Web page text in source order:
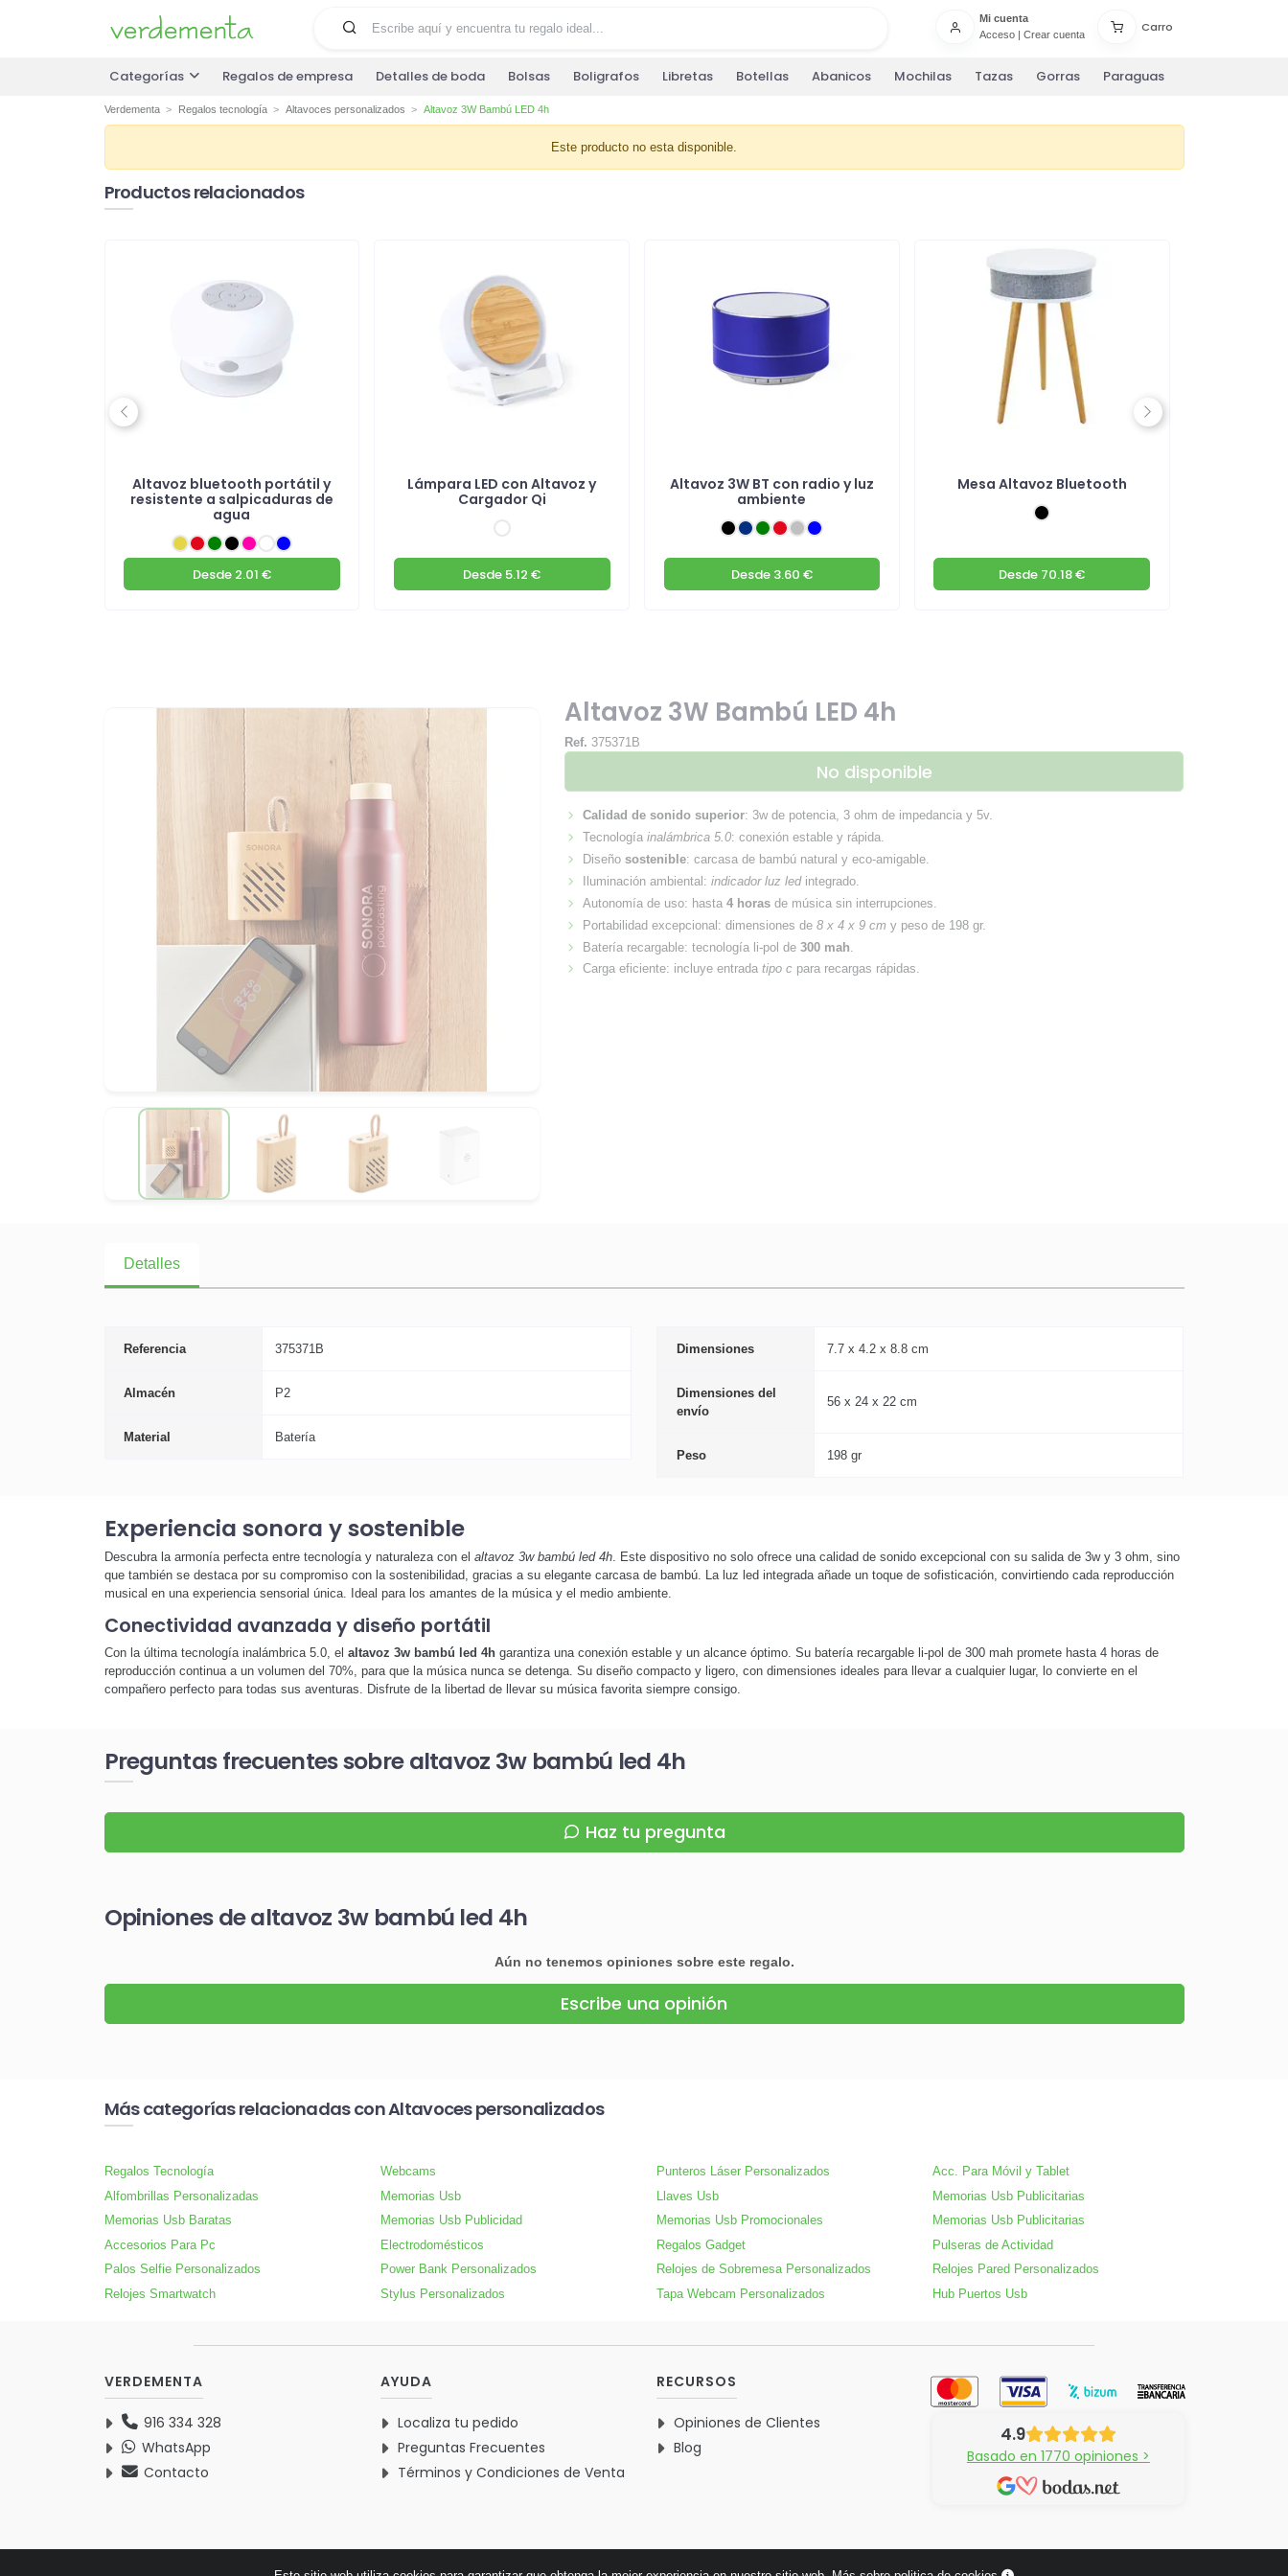
Mi cuenta
Acceso| Crear cuenta
Carro
Categorías Regalos de empresa Detalles de boda Bolsas Boligrafos Libretas Botellas Abanicos Mochilas Tazas Gorras Paraguas
Verdementa Regalos tecnología Altavoces personalizados Altavoz 3W Bambú LED 4h
Este producto no esta disponible.
Productos relacionados
Altavoz bluetooth portátil y
resistente a salpicaduras de
agua
Desde2.01 €
Lámpara LED con Altavoz y
Cargador Qi
Desde 5.12 €
Altavoz 3W BT con radio y luz
ambiente
Desde3.60 €
Mesa Altavoz Bluetooth
Desde 70.18 €
Previous Next
Altavoz 3W Bambú LED 4h
Ref. 375371B
No disponible
Calidad de sonido superior: 3w de potencia, 3 ohm de impedancia y 5v.
Tecnologíainalámbrica 5.0: conexión estable y rápida.
Diseñosostenible: carcasa de bambú natural y eco-amigable.
Iluminación ambiental:indicador luz ledintegrado.
Autonomía de uso: hasta4 horas de música sin interrupciones.
Portabilidad excepcional: dimensiones de8 x 4 x 9 cm y peso de 198 gr.
Batería recargable: tecnología li-pol de300 mah
Carga eficiente: incluye entradatipo c para recargas rápidas.
Detalles
Referencia 375371B
Almacén P2
Material Batería
Dimensiones 7.7 x 4.2 x 8.8 cm
Dimensiones del
envío
56 x 24 x 22 cm
Peso 198 gr
Experiencia sonora y sostenible
Descubra la armonía perfecta entre tecnología y naturaleza con el altavoz 3w bambú led 4h. Este dispositivo no solo ofrece una calidad de sonido excepcional con su salida de 3w y 3 ohm, sino
que también se destaca por su compromiso con la sostenibilidad, gracias a su elegante carcasa de bambú. La luz led integrada añade un toque de sofisticación, convirtiendo cada reproducción
musical en una experiencia sensorial única. Ideal para los amantes de la música y el medio ambiente.
Conectividad avanzada y diseño portátil
Con la última tecnología inalámbrica 5.0, el altavoz 3w bambú led 4hgarantiza una conexión estable y un alcance óptimo. Su batería recargable li-pol de 300 mah promete hasta 4 horas de
reproducción continua a un volumen del 70%, para que la música nunca se detenga. Su diseño compacto y ligero, con dimensiones ideales para llevar a cualquier lugar, lo convierte en el
compañero perfecto para todas sus aventuras. Disfrute de la libertad de llevar su música favorita siempre consigo.
Preguntas frecuentes sobre altavoz 3w bambú led 4h
Haz tu pregunta
Opiniones de altavoz 3w bambú led 4h
Aún no tenemos opiniones sobre este regalo.
Escribe una opinión
Más categorías relacionadas con Altavoces personalizados
Regalos Tecnología Webcams Punteros Láser Personalizados
Acc. Para Móvil y Tablet
Alfombrillas Personalizadas
Memorias Usb Llaves Usb
Memorias Usb Publicitarias
Memorias Usb Baratas
Memorias Usb Publicidad Memorias Usb Promocionales
Memorias Usb Publicitarias
Accesorios Para Pc
Electrodomésticos Regalos Gadget
Pulseras de Actividad
Palos Selfie Personalizados
Power Bank Personalizados Relojes de Sobremesa Personalizados
Relojes Pared Personalizados
Relojes Smartwatch
Stylus Personalizados Tapa Webcam Personalizados Hub Puertos Usb
VERDEMENTA
916 334 328
WhatsApp
Contacto
AYUDA
Localiza tu pedido
Preguntas Frecuentes
Términos y Condiciones de Venta
RECURSOS
Opiniones de Clientes
Blog
4.9
Basado en 1770 opiniones >